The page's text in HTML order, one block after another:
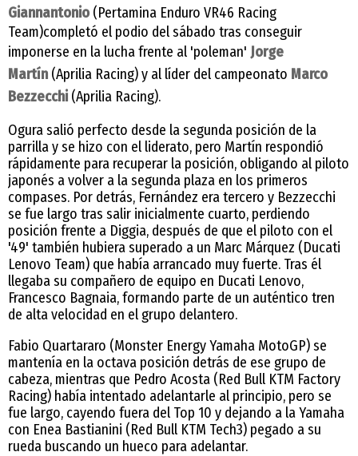
Giannantonio (Pertamina Enduro VR46 Racing
Team)completó el podio del sábado tras conseguir
imponerse en la lucha frente al 'poleman' Jorge
Martín (Aprilia Racing) y al líder del campeonato Marco
Bezzecchi (Aprilia Racing).
Ogura salió perfecto desde la segunda posición de la
parrilla y se hizo con el liderato, pero Martín respondió
rápidamente para recuperar la posición, obligando al piloto
japonés a volver a la segunda plaza en los primeros
compases. Por detrás, Fernández era tercero y Bezzecchi
se fue largo tras salir inicialmente cuarto, perdiendo
posición frente a Diggia, después de que el piloto con el
'49' también hubiera superado a un Marc Márquez (Ducati
Lenovo Team) que había arrancado muy fuerte. Tras él
llegaba su compañero de equipo en Ducati Lenovo,
Francesco Bagnaia, formando parte de un auténtico tren
de alta velocidad en el grupo delantero.
Fabio Quartararo (Monster Energy Yamaha MotoGP) se
mantenía en la octava posición detrás de ese grupo de
cabeza, mientras que Pedro Acosta (Red Bull KTM Factory
Racing) había intentado adelantarle al principio, pero se
fue largo, cayendo fuera del Top 10 y dejando a la Yamaha
con Enea Bastianini (Red Bull KTM Tech3) pegado a su
rueda buscando un hueco para adelantar.